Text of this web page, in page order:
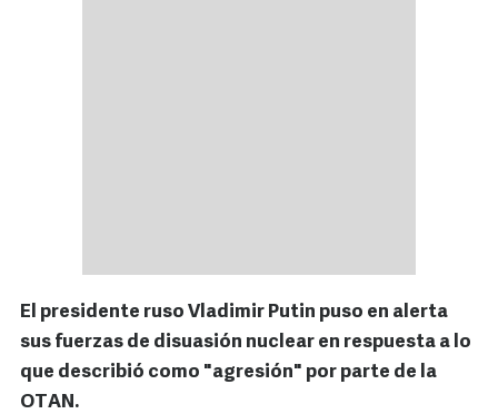
El presidente ruso Vladimir Putin puso en alerta
sus fuerzas de disuasión nuclear en respuesta a lo
que describió como "agresión" por parte de la
OTAN.